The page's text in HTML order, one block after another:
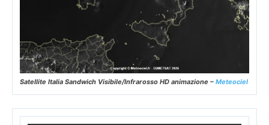
Satellite Italia Sandwich Visibile/Infrarosso HD animazione – Meteociel